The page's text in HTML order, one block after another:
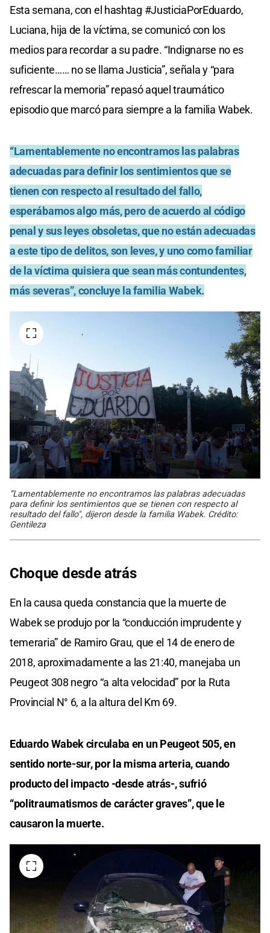
Esta semana, con el hashtag #JusticiaPorEduardo,
Luciana, hija de la víctima, se comunicó con los
medios para recordar a su padre. “Indignarse no es
suficiente…… no se llama Justicia”, señala y “para
refrescar la memoria” repasó aquel traumático
episodio que marcó para siempre a la familia Wabek.
“Lamentablemente no encontramos las palabras
adecuadas para definir los sentimientos que se
tienen con respecto al resultado del fallo,
esperábamos algo más, pero de acuerdo al código
penal y sus leyes obsoletas, que no están adecuadas
a este tipo de delitos, son leves, y uno como familiar
de la víctima quisiera que sean más contundentes,
más severas”, concluye la familia Wabek.
“Lamentablemente no encontramos las palabras adecuadas
para definir los sentimientos que se tienen con respecto al
resultado del fallo", dijeron desde la familia Wabek. Crédito:
Gentileza
Choque desde atrás
En la causa queda constancia que la muerte de
Wabek se produjo por la “conducción imprudente y
temeraria” de Ramiro Grau, que el 14 de enero de
2018, aproximadamente a las 21:40, manejaba un
Peugeot 308 negro “a alta velocidad” por la Ruta
Provincial N° 6, a la altura del Km 69.
Eduardo Wabek circulaba en un Peugeot 505, en
sentido norte-sur, por la misma arteria, cuando
producto del impacto -desde atrás-, sufrió
“politraumatismos de carácter graves”, que le
causaron la muerte.